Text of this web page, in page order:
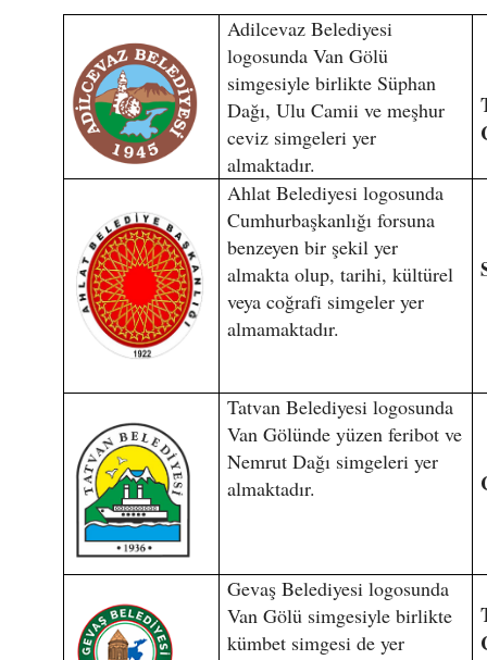
Adilcevaz Belediyesi
logosunda Van Gölü
simgesiyle birlikte Süphan
Dağı, Ulu Camii ve meşhur
ceviz simgeleri yer
almaktadır.
Ahlat Belediyesi logosunda
Cumhurbaşkanlığı forsuna
benzeyen bir şekil yer
almakta olup, tarihi, kültürel
veya coğrafi simgeler yer
almamaktadır.
Tatvan Belediyesi logosunda
Van Gölünde yüzen feribot ve
Nemrut Dağı simgeleri yer
almaktadır.
Gevaş Belediyesi logosunda
Van Gölü simgesiyle birlikte
kümbet simgesi de yer